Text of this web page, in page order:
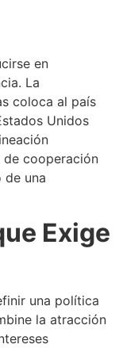
en
La
coloca al país
Unidos
cooperación
de una
Exige
una política
la atracción